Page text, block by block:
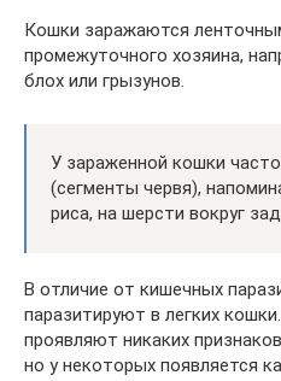
Кошки заражаются
промежуточного хозяина,
блох или грызунов.
У зараженной кошки
(сегменты червя),
риса, на шерсти вокруг
В отличие от кишечных
паразитируют в легких
проявляют никаких
но у некоторых появляется